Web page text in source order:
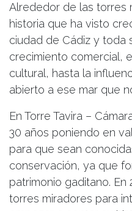
Alrededor de las torres
historia que ha visto
ciudad de Cádiz y toda
crecimiento comercial,
cultural, hasta la
abierto a ese mar que
En Torre Tavira –
30 años poniendo en
para que sean
conservación, ya que
patrimonio gaditano. En
torres miradores para